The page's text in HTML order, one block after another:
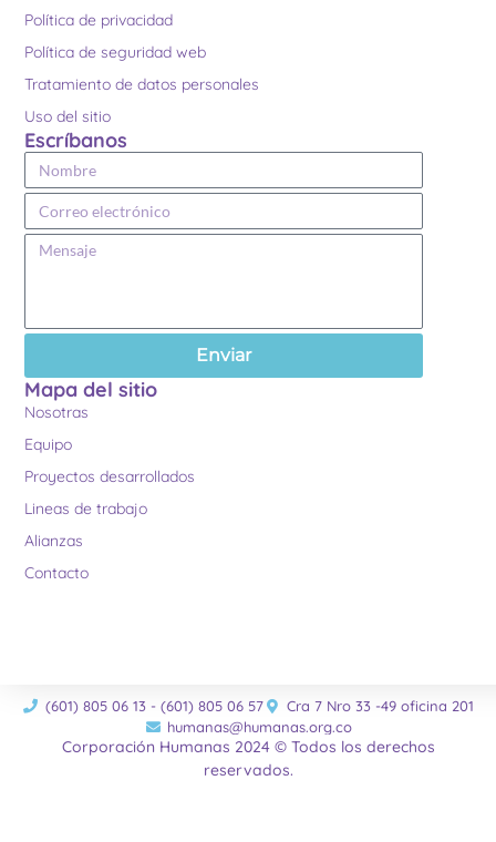
Política de privacidad
Política de seguridad web
Tratamiento de datos personales
Uso del sitio
Escríbanos
Enviar
Mapa del sitio
Nosotras
Equipo
Proyectos desarrollados
Lineas de trabajo
Alianzas
Contacto
(601) 805 06 13 - (601) 805 06 57
Cra 7 Nro 33 -49 oficina 201
humanas@humanas.org.co
Corporación Humanas 2024 © Todos los derechos
reservados.